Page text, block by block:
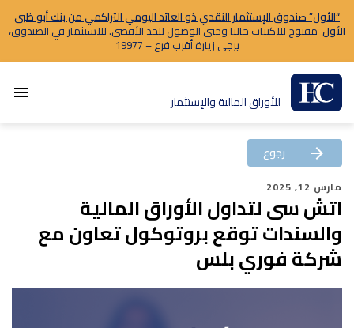
“الأول” صندوق الإستثمار النقدي ذو العائد اليومي التراكمي من بنك أبو ظبى
الأول مفتوح للاكتتاب حاليا وحتى الوصول للحد الأقصى. للاستثمار في الصندوق،
يرجى زيارة أقرب فرع – 19977
للأوراق المالية والإستثمار menu
arrow_back رجوع
مارس 12, 2025
اتش سى لتداول الأوراق المالية
والسندات توقع بروتوكول تعاون مع
شركة فوري بلس